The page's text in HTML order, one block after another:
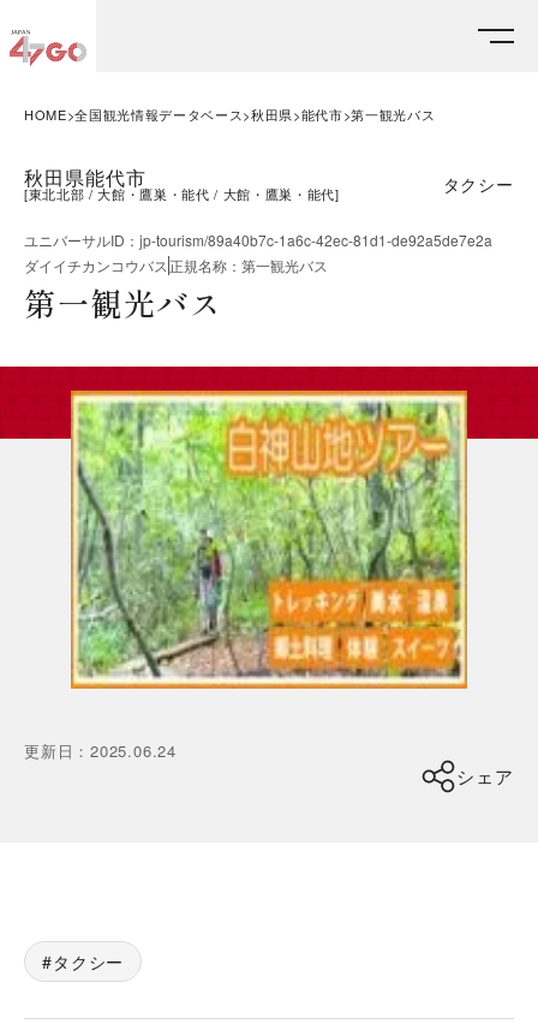
HOME 全国観光情報データベース 秋田県 能代市 第一観光バス
秋田県能代市
[東北北部 大館・鷹巣・能代 大館・鷹巣・能代] タクシー
ユニバーサルID ： jp-tourism/89a40b7c-1a6c-42ec-81d1-de92a5de7e2a
ダイイチカンコウバス正規名称 ： 第一観光バス
第一観光バス
更新日 ：2025.06.24
シェア
タクシー